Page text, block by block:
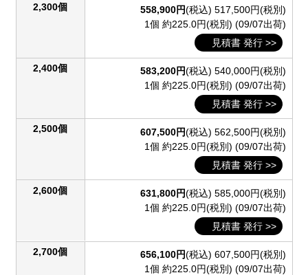
2,300個 558,900円(税込) 517,500円(税別)
1個 約225.0円(税別) (09/07出荷)
見積書 発行 >>
2,400個 583,200円(税込) 540,000円(税別)
1個 約225.0円(税別) (09/07出荷)
見積書 発行 >>
2,500個 607,500円(税込) 562,500円(税別)
1個 約225.0円(税別) (09/07出荷)
見積書 発行 >>
2,600個 631,800円(税込) 585,000円(税別)
1個 約225.0円(税別) (09/07出荷)
見積書 発行 >>
2,700個 656,100円(税込) 607,500円(税別)
1個 約225.0円(税別) (09/07出荷)